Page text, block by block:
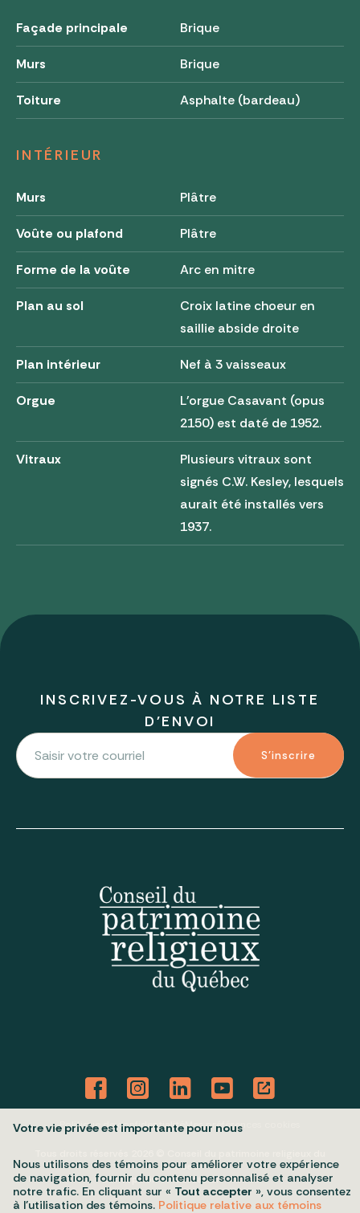
Façade principale Brique
Murs Brique
Toiture Asphalte (bardeau)
INTÉRIEUR
Murs Plâtre
Voûte ou plafond Plâtre
Forme de la voûte Arc en mitre
Plan au sol
Croix latine choeur en
saillie abside droite
Plan intérieur Nef à 3 vaisseaux
Orgue
L'orgue Casavant (opus
2150) est daté de 1952.
Vitraux
Plusieurs vitraux sont
signés C.W. Kesley, lesquels
aurait été installés vers
1937.
INSCRIVEZ-VOUS À NOTRE LISTE
D'ENVOI
S'inscrire
Politique de confidentialité Mes préférences cookies
Québec
Conception et réalisation :Nubee
Votre vie privée est importante pour nous
Nous utilisons des témoins pour améliorer votre expérience
de navigation, fournir du contenu personnalisé et analyser
notre trafic. En cliquant sur « Tout accepter », vous consentez
à l’utilisation des témoins. Politique relative aux témoins